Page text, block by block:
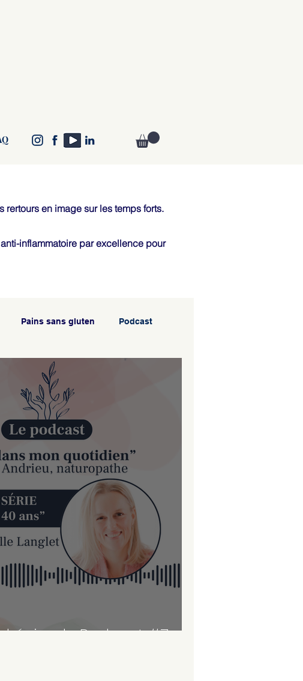
rertours en image sur les temps forts.
inflammatoire par excellence pour
Pains sans gluten Podcast
épisode Podcast #7